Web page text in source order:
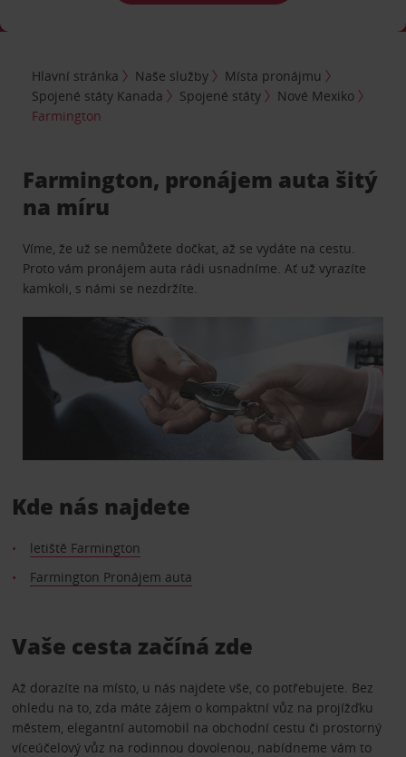
Hlavní stránka Naše služby
Místa pronájmu
Spojené státy Kanada
Spojené státy
Nové Mexiko
Farmington
Farmington, pronájem auta šitý
na míru
Víme, že už se nemůžete dočkat, až se vydáte na cestu.
Proto vám pronájem auta rádi usnadníme. Ať už vyrazíte
kamkoli, s námi se nezdržíte.
Kde nás najdete
letiště Farmington
Farmington Pronájem auta
Vaše cesta začíná zde
Až dorazíte na místo, u nás najdete vše, co potřebujete. Bez
ohledu na to, zda máte zájem o kompaktní vůz na projížďku
městem, elegantní automobil na obchodní cestu či prostorný
víceúčelový vůz na rodinnou dovolenou, nabídneme vám to